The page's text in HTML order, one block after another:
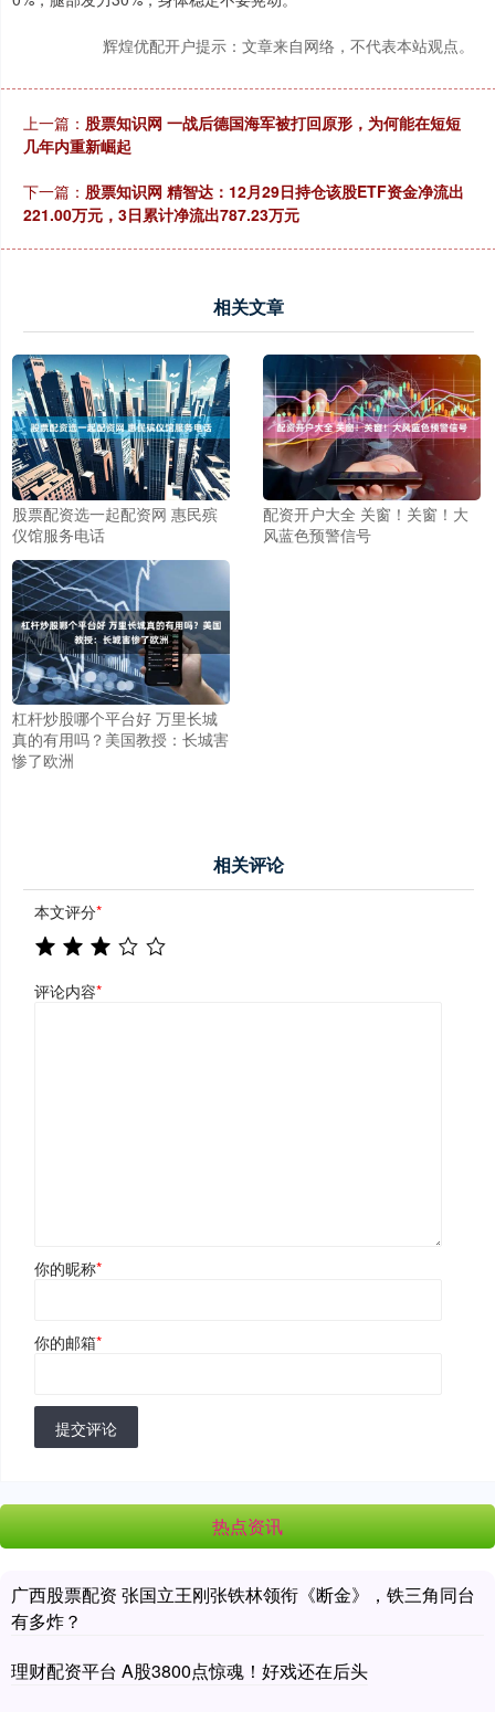
辉煌优配开户提示：文章来自网络，不代表本站观点。
上一篇： 股票知识网 一战后德国海军被打回原形，为何能在短短
几年内重新崛起
下一篇： 股票知识网 精智达：12月29日持仓该股ETF资金净流出
221.00万元，3日累计净流出787.23万元
相关文章
股票配资选一起配资网 惠民殡
仪馆服务电话
配资开户大全 关窗！关窗！大
风蓝色预警信号
杠杆炒股哪个平台好 万里长城
真的有用吗？美国教授：长城害
惨了欧洲
相关评论
本文评分*
评论内容*
你的昵称*
你的邮箱*
提交评论
热点资讯
广西股票配资 张国立王刚张铁林领衔《断金》，铁三角同台
有多炸？
理财配资平台 A股3800点惊魂！好戏还在后头